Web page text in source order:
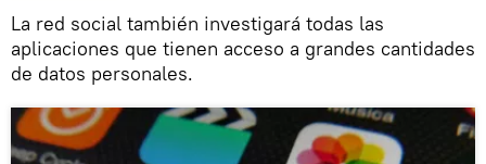
La red social también investigará todas las
aplicaciones que tienen acceso a grandes cantidades
de datos personales.